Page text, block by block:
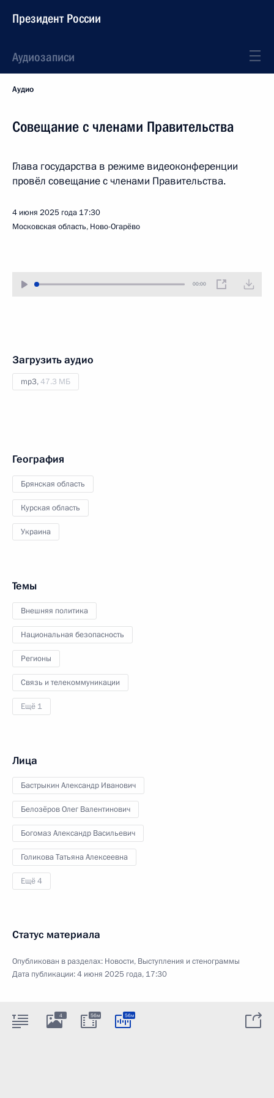
Президент России
Аудиозаписи
Аудио
Совещание с членами Правительства
Глава государства в режиме видеоконференции
провёл совещание с членами Правительства.
4 июня 2025 года 17:30
Московская область, Ново-Огарёво
00:00
Загрузить аудио
mp3,47.3 МБ
География
Брянская область
Курская область
Украина
Темы
Внешняя политика
Национальная безопасность
Регионы
Связь и телекоммуникации
Ещё 1
Лица
Бастрыкин Александр Иванович
Белозёров Олег Валентинович
Богомаз Александр Васильевич
Голикова Татьяна Алексеевна
Ещё 4
Статус материала
Опубликован в разделах: Новости, Выступления и стенограммы
Дата публикации:4 июня 2025 года, 17:30
4 56м 56м